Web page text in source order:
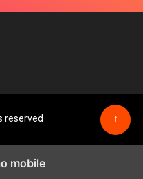
reserved ↑
mobile